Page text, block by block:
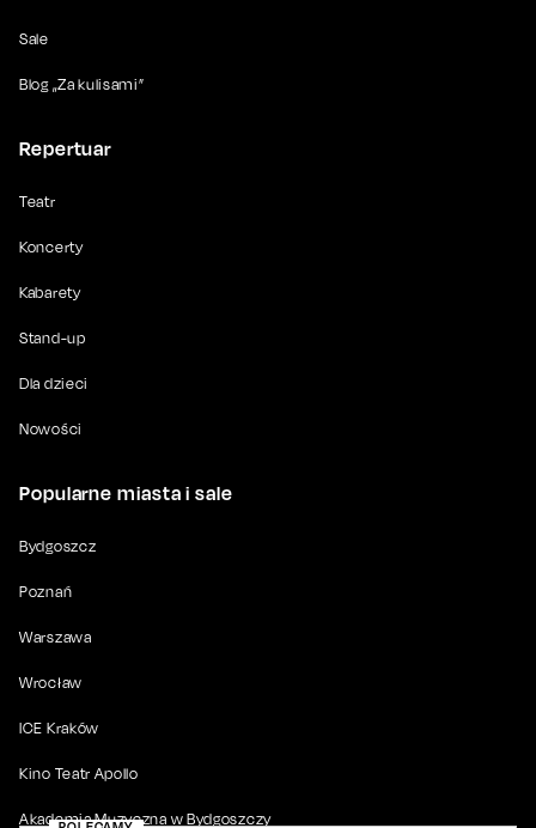
Sale
Blog „Za kulisami”
Repertuar
Teatr
Koncerty
Kabarety
Stand-up
Dla dzieci
Nowości
Popularne miasta i sale
Bydgoszcz
Poznań
Warszawa
Wrocław
ICE Kraków
Kino Teatr Apollo
Akademia Muzyczna w Bydgoszczy